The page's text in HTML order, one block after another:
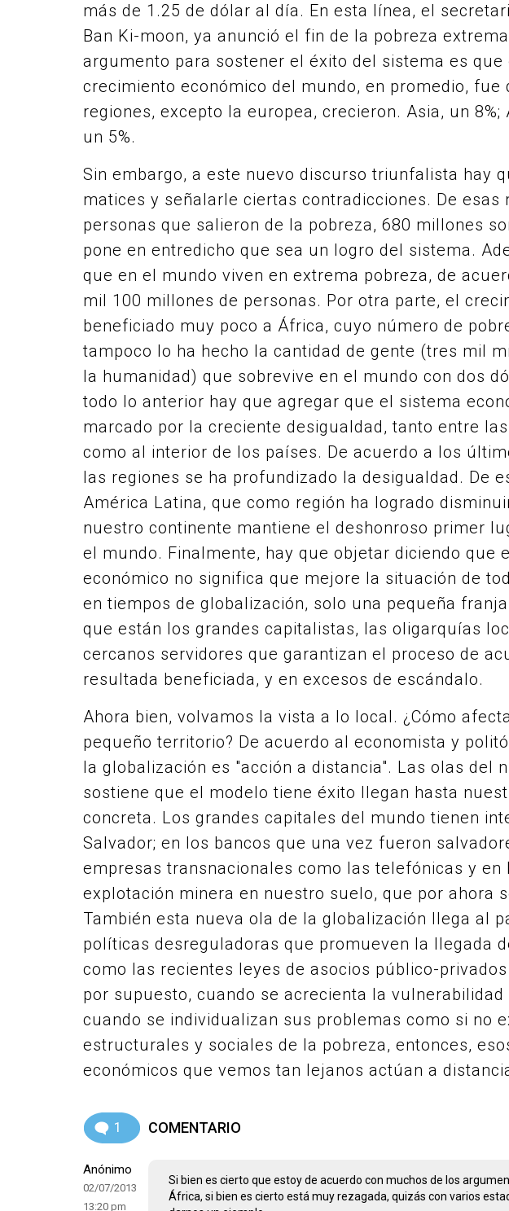
más de 1.25 de dólar al día. En esta línea, el
Ban Ki-moon, ya anunció el fin de la pobreza
argumento para sostener el éxito del sistema es que
crecimiento económico del mundo, en promedio, fue
regiones, excepto la europea, crecieron. Asia, un
un 5%.
Sin embargo, a este nuevo discurso triunfalista hay
matices y señalarle ciertas contradicciones. De esas
personas que salieron de la pobreza, 680 millones
pone en entredicho que sea un logro del sistema.
que en el mundo viven en extrema pobreza, de
mil 100 millones de personas. Por otra parte, el
beneficiado muy poco a África, cuyo número de
tampoco lo ha hecho la cantidad de gente (tres mil
la humanidad) que sobrevive en el mundo con dos
todo lo anterior hay que agregar que el sistema
marcado por la creciente desigualdad, tanto entre
como al interior de los países. De acuerdo a los
las regiones se ha profundizado la desigualdad. De
América Latina, que como región ha logrado
nuestro continente mantiene el deshonroso primer
el mundo. Finalmente, hay que objetar diciendo que
económico no significa que mejore la situación de
en tiempos de globalización, solo una pequeña
que están los grandes capitalistas, las oligarquías
cercanos servidores que garantizan el proceso de
resultada beneficiada, y en excesos de escándalo.
Ahora bien, volvamos la vista a lo local. ¿Cómo
pequeño territorio? De acuerdo al economista y
la globalización es "acción a distancia". Las olas del
sostiene que el modelo tiene éxito llegan hasta
concreta. Los grandes capitales del mundo tienen
Salvador; en los bancos que una vez fueron
empresas transnacionales como las telefónicas y en
explotación minera en nuestro suelo, que por ahora
También esta nueva ola de la globalización llega al
políticas desreguladoras que promueven la llegada
como las recientes leyes de asocios público-
por supuesto, cuando se acrecienta la
cuando se individualizan sus problemas como si no
estructurales y sociales de la pobreza, entonces,
económicos que vemos tan lejanos actúan a
1 COMENTARIO
Anónimo
02/07/2013
13:20 pm
Si bien es cierto que estoy de acuerdo con muchos de los
África, si bien es cierto está muy rezagada, quizás con varios